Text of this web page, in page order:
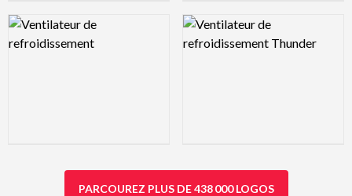
Logo Preview Image Logo Preview Image
PARCOUREZ PLUS DE 438 000 LOGOS